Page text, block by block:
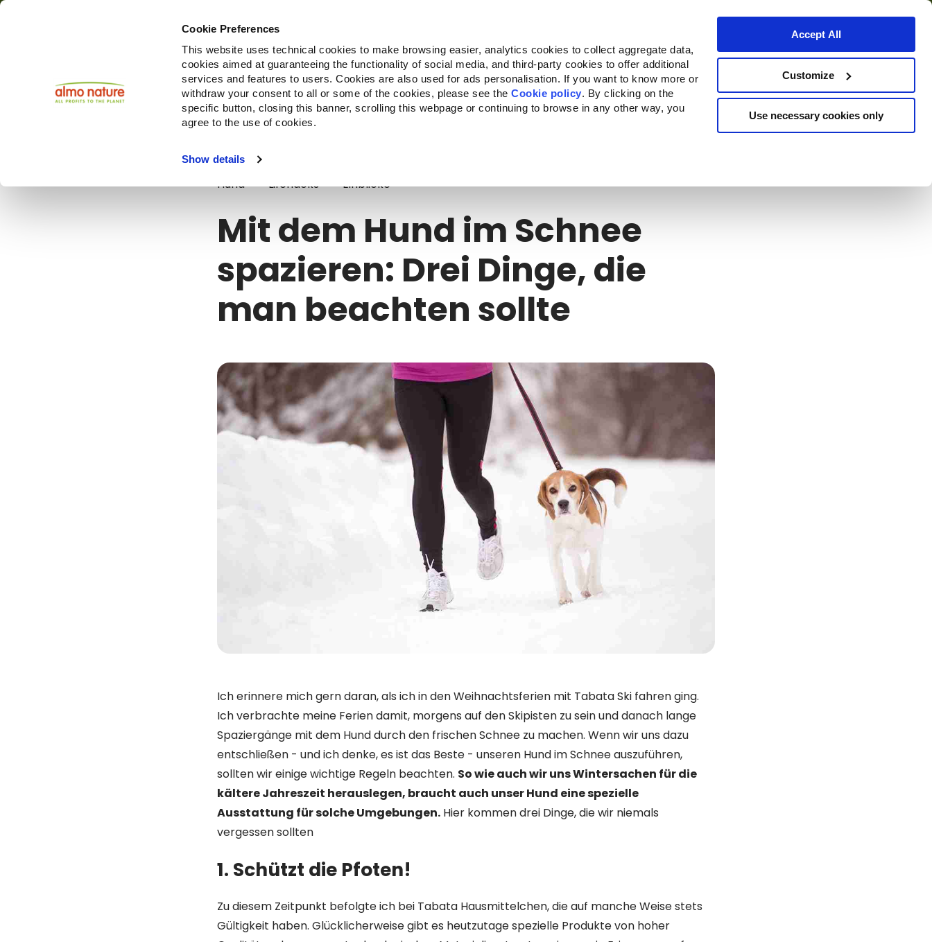
Cookie Preferences
This website uses technical cookies to make browsing easier, analytics cookies to collect aggregate data,
cookies aimed at guaranteeing the functionality of social media, and third-party cookies to offer additional
services and features to users. Cookies are also used for ads personalisation. If you want to know more or
withdraw your consent to all or some of the cookies, please see theCookie policy. By clicking on the
specific button, closing this banner, scrolling this webpage or continuing to browse in any other way, you
agree to the use of cookies.
Show details
Accept All
Customize
Use necessary cookies only
Produkte Companion for Life Ausschreibung Über uns Bezugsquellen
Hund Lifehacks Einblicke
Mit dem Hund im Schnee
spazieren: Drei Dinge, die
man beachten sollte
Ich erinnere mich gern daran, als ich in den Weihnachtsferien mit Tabata Ski fahren ging.
Ich verbrachte meine Ferien damit, morgens auf den Skipisten zu sein und danach lange
Spaziergänge mit dem Hund durch den frischen Schnee zu machen. Wenn wir uns dazu
entschließen - und ich denke, es ist das Beste - unseren Hund im Schnee auszuführen,
sollten wir einige wichtige Regeln beachten. So wie auch wir uns Wintersachen für die
kältere Jahreszeit herauslegen, braucht auch unser Hund eine spezielle
Ausstattung für solche Umgebungen. Hier kommen drei Dinge, die wir niemals
vergessen sollten
1. Schützt die Pfoten!
Zu diesem Zeitpunkt befolgte ich bei Tabata Hausmittelchen, die auf manche Weise stets
Gültigkeit haben. Glücklicherweise gibt es heutzutage spezielle Produkte von hoher